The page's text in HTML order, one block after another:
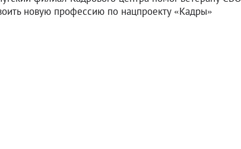
новую профессию по нацпроекту «Кадры»